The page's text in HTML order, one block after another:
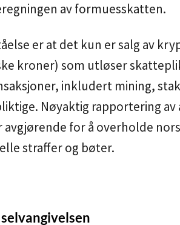
av formuesskatten.
er at det kun er salg av
kroner) som utløser
inkludert mining,
Nøyaktig rapportering av
avgjørende for å overholde
straffer og bøter.